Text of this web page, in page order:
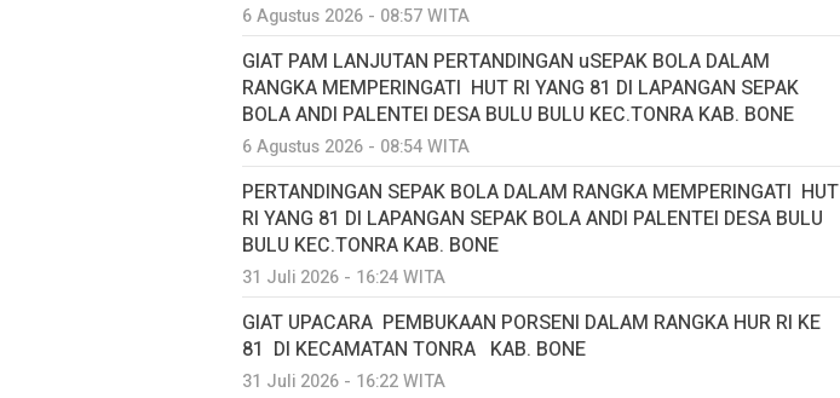
6 Agustus 2026 - 08:57 WITA
GIAT PAM LANJUTAN PERTANDINGAN uSEPAK BOLA DALAM
RANGKA MEMPERINGATI HUT RI YANG 81 DI LAPANGAN SEPAK
BOLA ANDI PALENTEI DESA BULU BULU KEC.TONRA KAB. BONE
6 Agustus 2026 - 08:54 WITA
PERTANDINGAN SEPAK BOLA DALAM RANGKA MEMPERINGATI HUT
RI YANG 81 DI LAPANGAN SEPAK BOLA ANDI PALENTEI DESA BULU
BULU KEC.TONRA KAB. BONE
31 Juli 2026 - 16:24 WITA
GIAT UPACARA PEMBUKAAN PORSENI DALAM RANGKA HUR RI KE
81 DI KECAMATAN TONRA KAB. BONE
31 Juli 2026 - 16:22 WITA